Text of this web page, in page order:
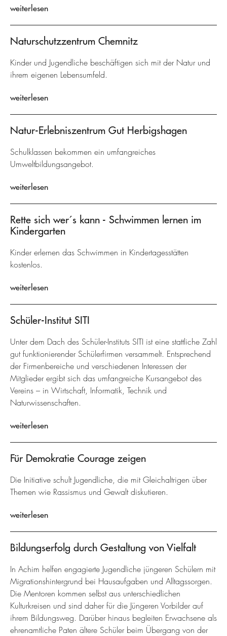
weiterlesen
Naturschutzzentrum Chemnitz
Kinder und Jugendliche beschäftigen sich mit der Natur und
ihrem eigenen Lebensumfeld.
weiterlesen
Natur-Erlebniszentrum Gut Herbigshagen
Schulklassen bekommen ein umfangreiches
Umweltbildungsangebot.
weiterlesen
Rette sich wer´s kann - Schwimmen lernen im
Kindergarten
Kinder erlernen das Schwimmen in Kindertagesstätten
kostenlos.
weiterlesen
Schüler-Institut SITI
Unter dem Dach des Schüler-Instituts SITI ist eine stattliche Zahl
gut funktionierender Schülerfirmen versammelt. Entsprechend
der Firmenbereiche und verschiedenen Interessen der
Mitglieder ergibt sich das umfangreiche Kursangebot des
Vereins – in Wirtschaft, Informatik, Technik und
Naturwissenschaften.
weiterlesen
Für Demokratie Courage zeigen
Die Initiative schult Jugendliche, die mit Gleichaltrigen über
Themen wie Rassismus und Gewalt diskutieren.
weiterlesen
Bildungserfolg durch Gestaltung von Vielfalt
In Achim helfen engagierte Jugendliche jüngeren Schülern mit
Migrationshintergrund bei Hausaufgaben und Alltagssorgen.
Die Mentoren kommen selbst aus unterschiedlichen
Kulturkreisen und sind daher für die Jüngeren Vorbilder auf
ihrem Bildungsweg. Darüber hinaus begleiten Erwachsene als
ehrenamtliche Paten ältere Schüler beim Übergang von der